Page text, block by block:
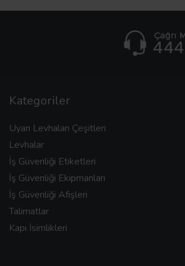
Kategoriler
Uyarı Levhaları Çeşitleri
Levhalar
İş Güvenliği Etiketleri
İş Güvenliği Ekipmanları
İş Güvenliği Afişleri
Talimatlar
Kapı İsimlikleri